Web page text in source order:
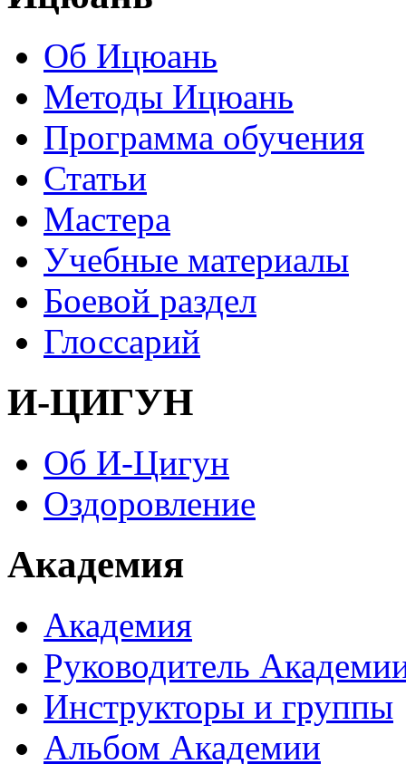
Об Ицюань
Методы Ицюань
Программа обучения
Статьи
Мастера
Учебные материалы
Боевой раздел
Глоссарий
И-ЦИГУН
Об И-Цигун
Оздоровление
Академия
Академия
Руководитель
Инструкторы и группы
Альбом Академии